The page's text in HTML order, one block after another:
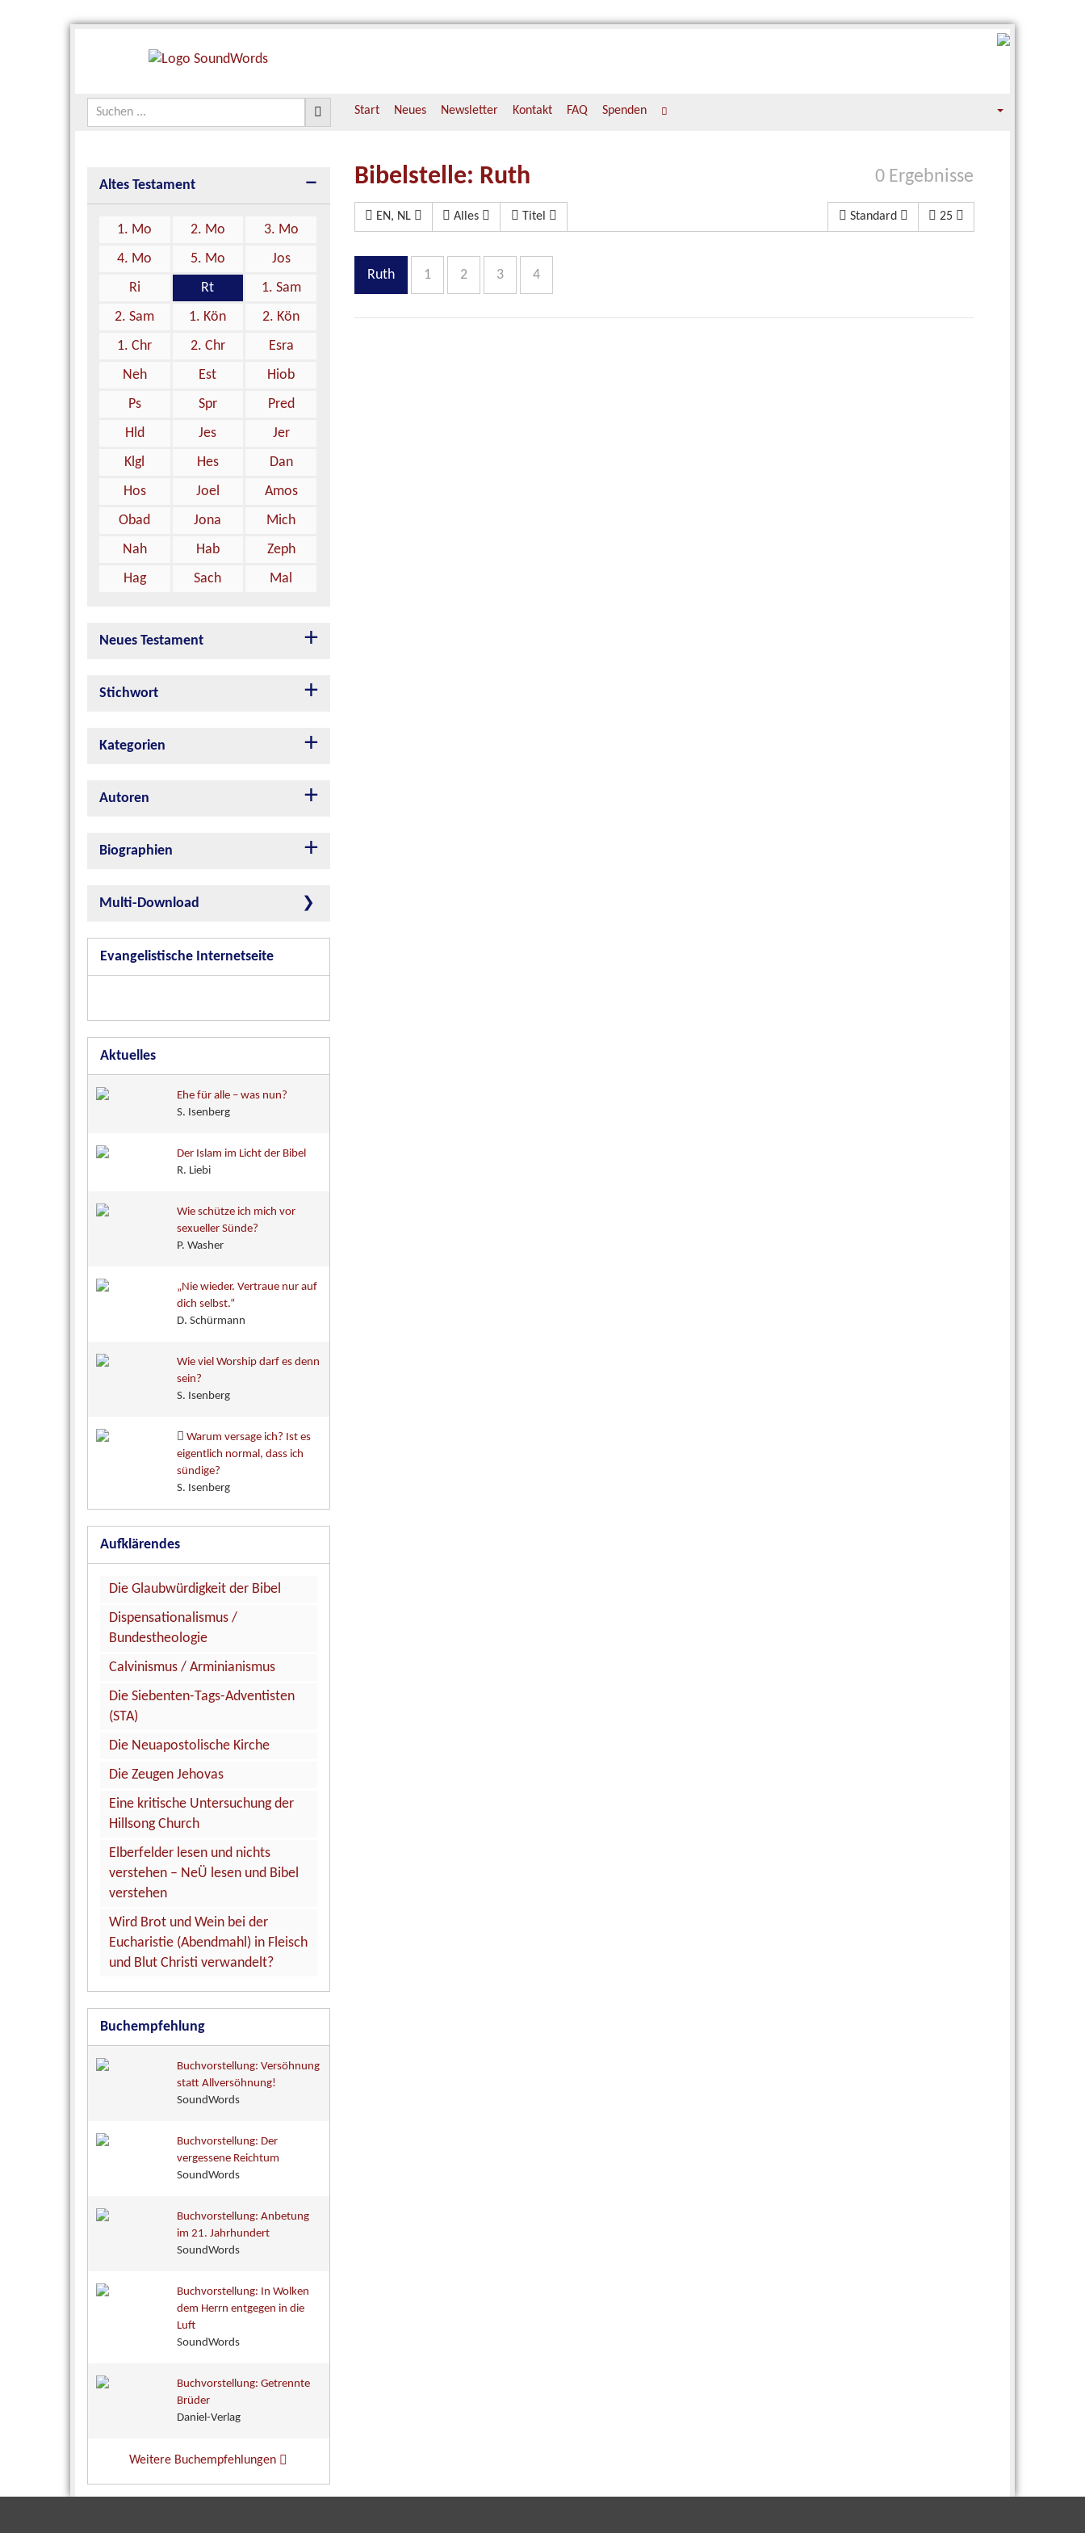
Start Neues Newsletter Kontakt FAQ Spenden
Altes Testament
1. Mo 2. Mo
3. Mo
4. Mo
5. Mo
Jos
Ri
Rt
1. Sam
2. Sam
1. Kön
2. Kön
1. Chr
2. Chr
Esra
Neh
Est
Hiob
Ps
Spr
Pred
Hld
Jes
Jer
Klgl
Hes
Dan
Hos
Joel
Amos
Obad
Jona
Mich
Nah
Hab
Zeph
Hag
Sach Mal
Neues Testament
Stichwort
Kategorien
Autoren
Biographien
Multi-Download
Evangelistische Internetseite
Aktuelles
Ehe für alle – was nun?
S. Isenberg
Der Islam im Licht der Bibel
R. Liebi
Wie schütze ich mich vor
sexueller Sünde?
P. Washer
„Nie wieder. Vertraue nur auf
dich selbst.“
D. Schürmann
Wie viel Worship darf es denn
sein?
S. Isenberg
Warum versage ich? Ist es
eigentlich normal, dass ich
sündige?
S. Isenberg
Aufklärendes
Die Glaubwürdigkeit der Bibel
Dispensationalismus /
Bundestheologie
Calvinismus / Arminianismus
Die Siebenten-Tags-Adventisten
(STA)
Die Neuapostolische Kirche
Die Zeugen Jehovas
Eine kritische Untersuchung der
Hillsong Church
Elberfelder lesen und nichts
verstehen – NeÜ lesen und Bibel
verstehen
Wird Brot und Wein bei der
Eucharistie (Abendmahl) in Fleisch
und Blut Christi verwandelt?
Buchempfehlung
Buchvorstellung: Versöhnung
statt Allversöhnung!
SoundWords
Buchvorstellung: Der
vergessene Reichtum
SoundWords
Buchvorstellung: Anbetung
im 21. Jahrhundert
SoundWords
Buchvorstellung: In Wolken
dem Herrn entgegen in die
Luft
SoundWords
Buchvorstellung: Getrennte
Brüder
Daniel-Verlag
Weitere Buchempfehlungen
0 Ergebnisse
Bibelstelle: Ruth
EN, NL Alles Titel Standard 25
Ruth 1 2 3 4